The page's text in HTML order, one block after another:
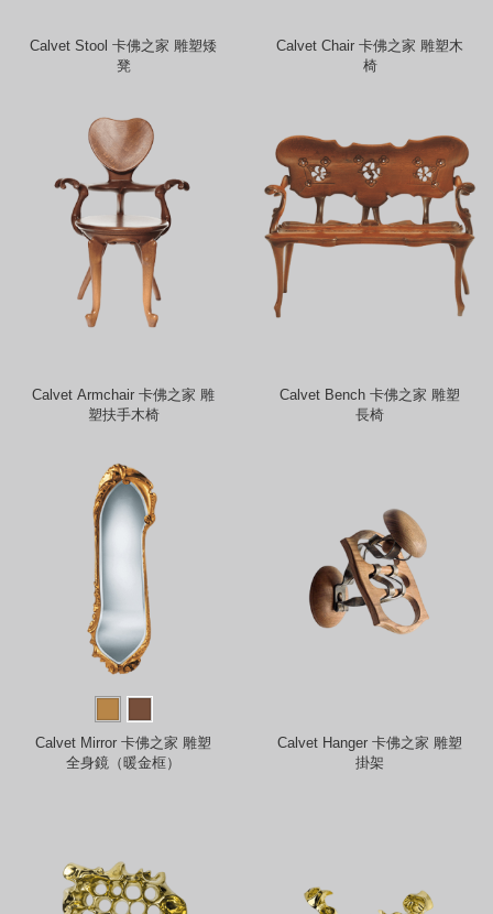
Calvet Stool 卡佛之家 雕塑矮
凳
Calvet Chair 卡佛之家 雕塑木
椅
Calvet Armchair 卡佛之家 雕
塑扶手木椅
Calvet Bench 卡佛之家 雕塑
長椅
Calvet Mirror 卡佛之家 雕塑
全身鏡（暖金框）
Calvet Hanger 卡佛之家 雕塑
掛架